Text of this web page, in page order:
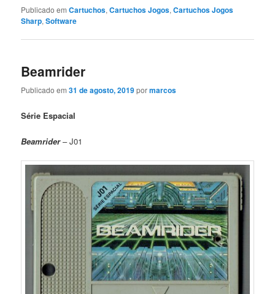
Publicado em Cartuchos,Cartuchos Jogos,Cartuchos Jogos
Sharp,Software
Beamrider
Publicado em31 de agosto, 2019pormarcos
Série Espacial
Beamrider– J01